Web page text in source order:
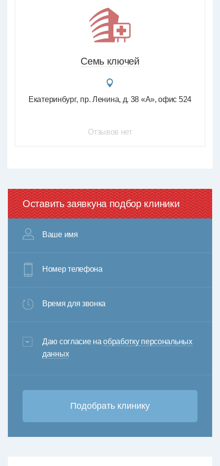
Семь ключей
Екатеринбург пр. Ленина, д. 38 «А», офис 524
Отзывов нет
Оставить заявкуна подбор клиники
Ваше имя
Номер телефона
Время для звонка
3+6=
Даю согласие наобработку персональных
данных